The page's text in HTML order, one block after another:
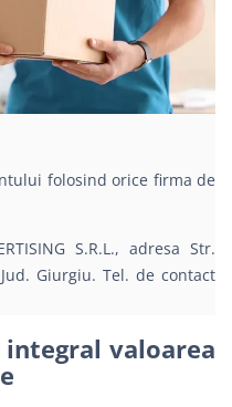
folosind orice firma de
S.R.L., adresa Str.
Giurgiu. Tel. de contact
valoarea